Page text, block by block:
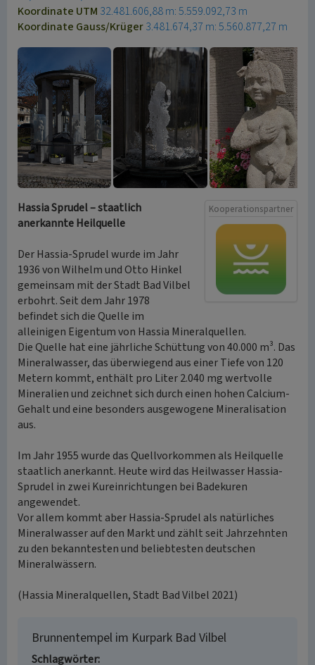
Koordinate UTM 32.481.606,88 m: 5.559.092,73 m
Koordinate Gauss/Krüger3.481.674,37 m: 5.560.877,27 m
Kooperationspartner
Hassia Sprudel – staatlich
anerkannte Heilquelle
Der Hassia-Sprudel wurde im Jahr
1936 von Wilhelm und Otto Hinkel
gemeinsam mit der Stadt Bad Vilbel
erbohrt. Seit dem Jahr 1978
befindet sich die Quelle im
alleinigen Eigentum von Hassia Mineralquellen.
Die Quelle hat eine jährliche Schüttung von 40.000 m³. Das
Mineralwasser, das überwiegend aus einer Tiefe von 120
Metern kommt, enthält pro Liter 2.040 mg wertvolle
Mineralien und zeichnet sich durch einen hohen Calcium-
Gehalt und eine besonders ausgewogene Mineralisation
aus.
Im Jahr 1955 wurde das Quellvorkommen als Heilquelle
staatlich anerkannt. Heute wird das Heilwasser Hassia-
Sprudel in zwei Kureinrichtungen bei Badekuren
angewendet.
Vor allem kommt aber Hassia-Sprudel als natürliches
Mineralwasser auf den Markt und zählt seit Jahrzehnten
zu den bekanntesten und beliebtesten deutschen
Mineralwässern.
(Hassia Mineralquellen, Stadt Bad Vilbel 2021)
Brunnentempel im Kurpark Bad Vilbel
Schlagwörter